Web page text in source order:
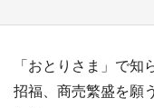
「おとりさま」で
招福、商売繁盛を願